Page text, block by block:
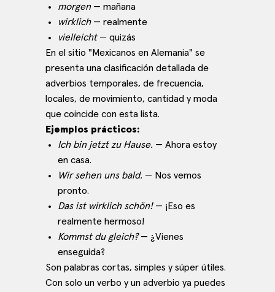
morgen— mañana
wirklich— realmente
vielleicht— quizás
En el sitio "Mexicanos en Alemania" se
presenta una clasificación detallada de
adverbios temporales, de frecuencia,
locales, de movimiento, cantidad y moda
que coincide con esta lista.
Ejemplos prácticos:
Ich bin jetzt zu Hause. — Ahora estoy
en casa.
Wir sehen uns bald. — Nos vemos
pronto.
Das ist wirklich schön!— ¡Eso es
realmente hermoso!
Kommst du gleich?— ¿Vienes
enseguida?
Son palabras cortas, simples y súper útiles.
Con solo un verbo y un adverbio ya puedes